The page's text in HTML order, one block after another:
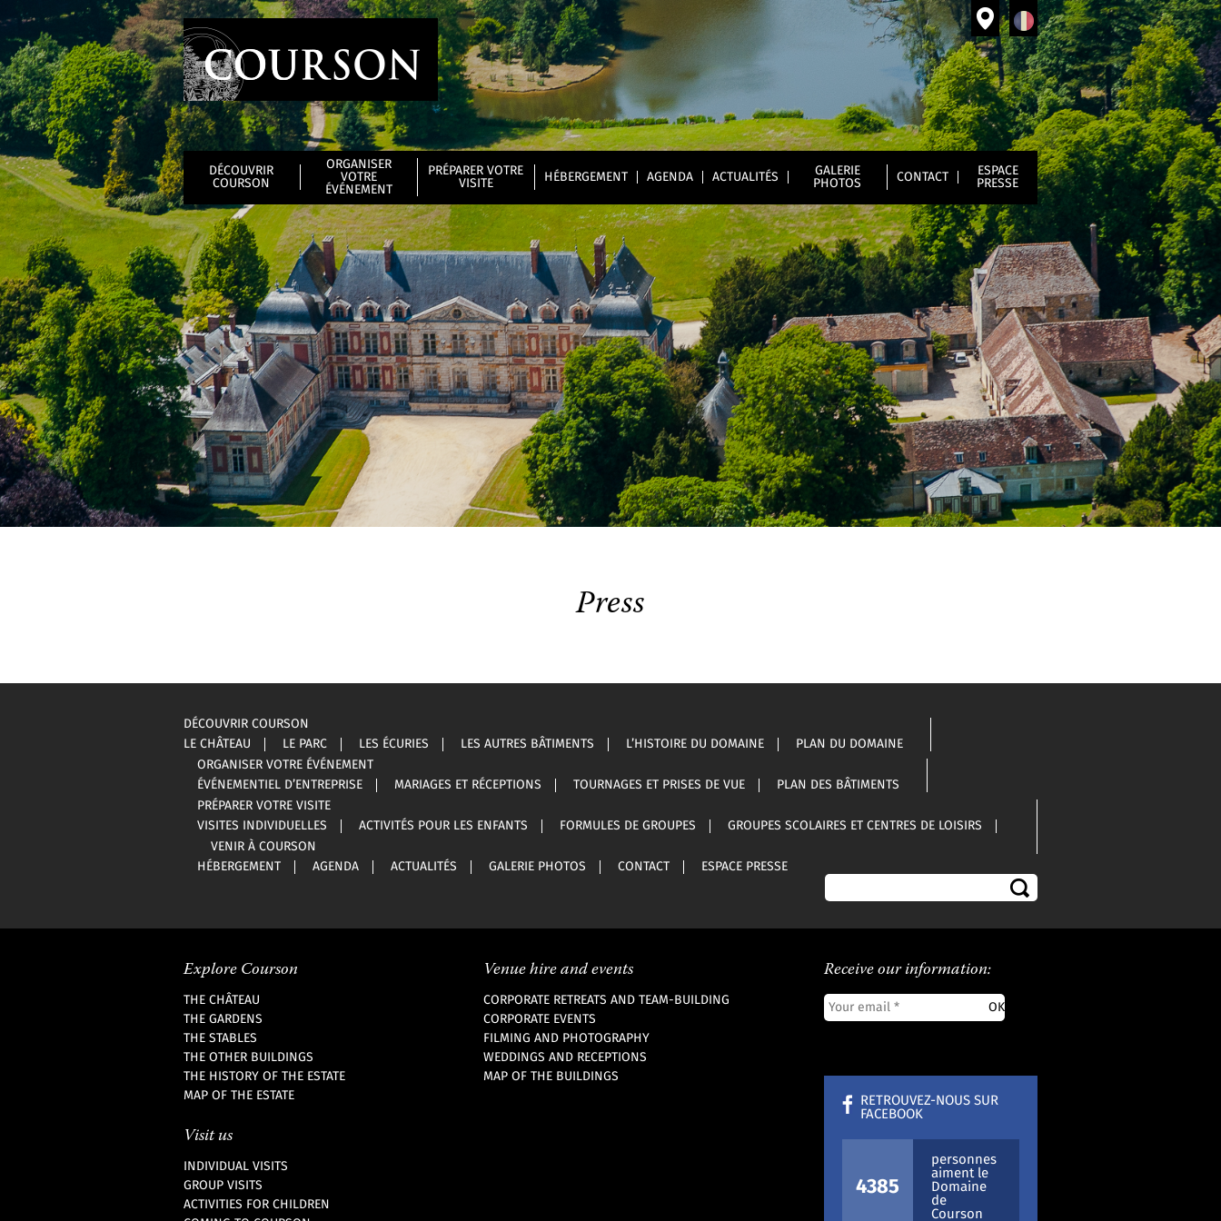
DÉCOUVRIR
COURSON
ORGANISER
VOTRE
ÉVÉNEMENT
PRÉPARER VOTRE
VISITE
HÉBERGEMENT AGENDA ACTUALITÉS
GALERIE
PHOTOS
CONTACT
ESPACE
PRESSE
Press
DÉCOUVRIR COURSON
LE CHÂTEAU
LE PARC LES ÉCURIES LES AUTRES BÂTIMENTS L’HISTOIRE DU DOMAINE
PLAN DU DOMAINE
ORGANISER VOTRE ÉVÉNEMENT
ÉVÉNEMENTIEL D’ENTREPRISE
MARIAGES ET RÉCEPTIONS TOURNAGES ET PRISES DE VUE
PLAN DES BÂTIMENTS
PRÉPARER VOTRE VISITE
VISITES INDIVIDUELLES
ACTIVITÉS POUR LES ENFANTS FORMULES DE GROUPES
GROUPES SCOLAIRES ET CENTRES DE LOISIRS
VENIR À COURSON
HÉBERGEMENT
AGENDA ACTUALITÉS GALERIE PHOTOS CONTACT ESPACE PRESSE
Explore Courson
THE CHÂTEAU
THE GARDENS
THE STABLES
THE OTHER BUILDINGS
THE HISTORY OF THE ESTATE
MAP OF THE ESTATE
Venue hire and events
CORPORATE RETREATS AND TEAM-BUILDING
CORPORATE EVENTS
FILMING AND PHOTOGRAPHY
WEDDINGS AND RECEPTIONS
MAP OF THE BUILDINGS
Visit us
INDIVIDUAL VISITS
GROUP VISITS
ACTIVITIES FOR CHILDREN
Receive our information:
RETROUVEZ-NOUS SUR
FACEBOOK
4385
personnes
aiment le
Domaine
de
Courson